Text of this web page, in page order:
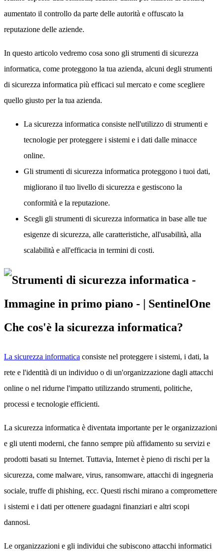
aumentato il controllo da parte delle autorità e offuscato la
reputazione delle aziende.
In questo articolo vedremo cosa sono gli strumenti di sicurezza
informatica, come proteggono la tua azienda, alcuni degli strumenti
di sicurezza informatica più efficaci sul mercato e come scegliere
quello giusto per la tua azienda.
La sicurezza informatica consiste nell'utilizzo di strumenti e
tecnologie per proteggere i sistemi e i dati dalle minacce
online.
Gli strumenti di sicurezza informatica proteggono i tuoi dati,
migliorano il tuo livello di sicurezza e gestiscono la
conformità e la reputazione.
Scegli gli strumenti di sicurezza informatica in base alle tue
esigenze di sicurezza, alle caratteristiche, all'usabilità, alla
scalabilità e all'efficacia in termini di costi.
Che cos'è la sicurezza informatica?
La sicurezza informatica consiste nel proteggere i sistemi, i dati, la
rete e l'identità di un individuo o di un'organizzazione dagli attacchi
online o nel ridurne l'impatto utilizzando strumenti, politiche,
processi e tecnologie efficienti.
La sicurezza informatica è diventata importante per le organizzazioni
e gli utenti moderni, che fanno sempre più affidamento su servizi e
prodotti basati su Internet. Tuttavia, Internet è pieno di rischi per la
sicurezza, come malware, virus, ransomware, attacchi di ingegneria
sociale, truffe di phishing, ecc. Questi rischi mirano a compromettere
i sistemi e i dati per ottenere guadagni finanziari e altri scopi
dannosi.
Le organizzazioni e gli individui che subiscono attacchi informatici